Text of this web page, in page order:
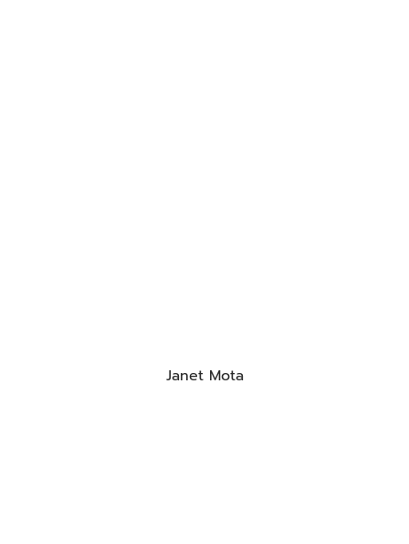
Janet Mota